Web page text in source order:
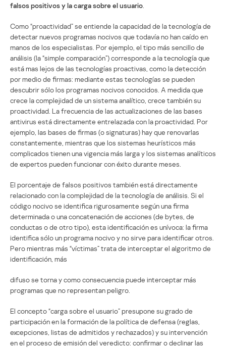
falsos positivos y la carga sobre el usuario
Como “proactividad” se entiende la capacidad de la tecnología de
detectar nuevos programas nocivos que todavía no han caído en
manos de los especialistas. Por ejemplo, el tipo más sencillo de
análisis (la “simple comparación”) corresponde a la tecnología que
está mas lejos de las tecnologías proactivas, como la detección
por medio de firmas: mediante estas tecnologías se pueden
descubrir sólo los programas nocivos conocidos. A medida que
crece la complejidad de un sistema analítico, crece también su
proactividad. La frecuencia de las actualizaciones de las bases
antivirus está directamente entrelazada con la proactividad. Por
ejemplo, las bases de firmas (o signaturas) hay que renovarlas
constantemente, mientras que los sistemas heurísticos más
complicados tienen una vigencia más larga y los sistemas analíticos
de expertos pueden funcionar con éxito durante meses.
El porcentaje de falsos positivos también está directamente
relacionado con la complejidad de la tecnología de análisis. Si el
código nocivo se identifica rigurosamente según una firma
determinada o una concatenación de acciones (de bytes, de
conductas o de otro tipo), esta identificación es unívoca: la firma
identifica sólo un programa nocivo y no sirve para identificar otros.
Pero mientras más “víctimas” trata de interceptar el algoritmo de
identificación, más
difuso se torna y como consecuencia puede interceptar más
programas que no representan peligro.
El concepto “carga sobre el usuario” presupone su grado de
participación en la formación de la política de defensa (reglas,
excepciones, listas de admitidos y rechazados) y su intervención
en el proceso de emisión del veredicto: confirmar o declinar las